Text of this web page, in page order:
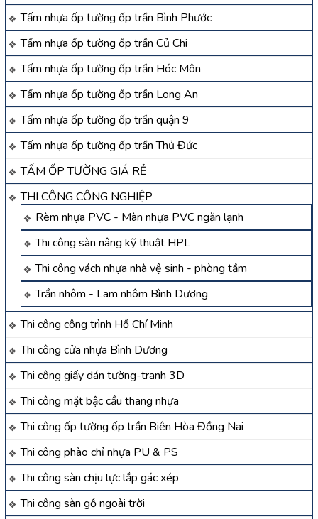
Tấm nhựa ốp tường ốp trần Bình Phước
Tấm nhựa ốp tường ốp trần Củ Chi
Tấm nhựa ốp tường ốp trần Hóc Môn
Tấm nhựa ốp tường ốp trần Long An
Tấm nhựa ốp tường ốp trần quận 9
Tấm nhựa ốp tường ốp trần Thủ Đức
TẤM ỐP TƯỜNG GIÁ RẺ
THI CÔNG CÔNG NGHIỆP
Rèm nhựa PVC - Màn nhựa PVC ngăn lạnh
Thi công sàn nâng kỹ thuật HPL
Thi công vách nhựa nhà vệ sinh - phòng tắm
Trần nhôm - Lam nhôm Bình Dương
Thi công công trình Hồ Chí Minh
Thi công cửa nhựa Bình Dương
Thi công giấy dán tường-tranh 3D
Thi công mặt bậc cầu thang nhựa
Thi công ốp tường ốp trần Biên Hòa Đồng Nai
Thi công phào chỉ nhựa PU & PS
Thi công sàn chịu lực lắp gác xép
Thi công sàn gỗ ngoài trời